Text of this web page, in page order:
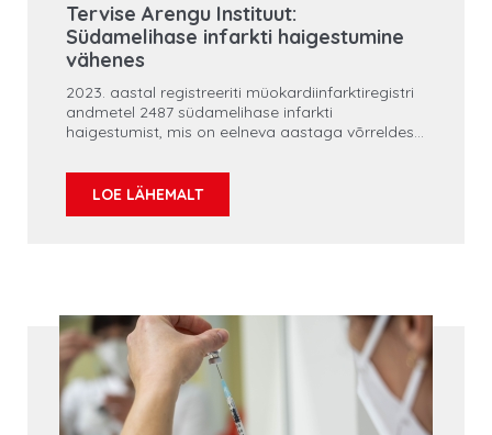
Tervise Arengu Instituut:
Südamelihase infarkti haigestumine
vähenes
2023. aastal registreeriti müokardiinfarktiregistri
andmetel 2487 südamelihase infarkti
haigestumist, mis on eelneva aastaga võrreldes
korduvate infarktide arvelt, aga vara on öelda,
kas muutus näitab head haiglajärgset
LOE LÄHEMALT